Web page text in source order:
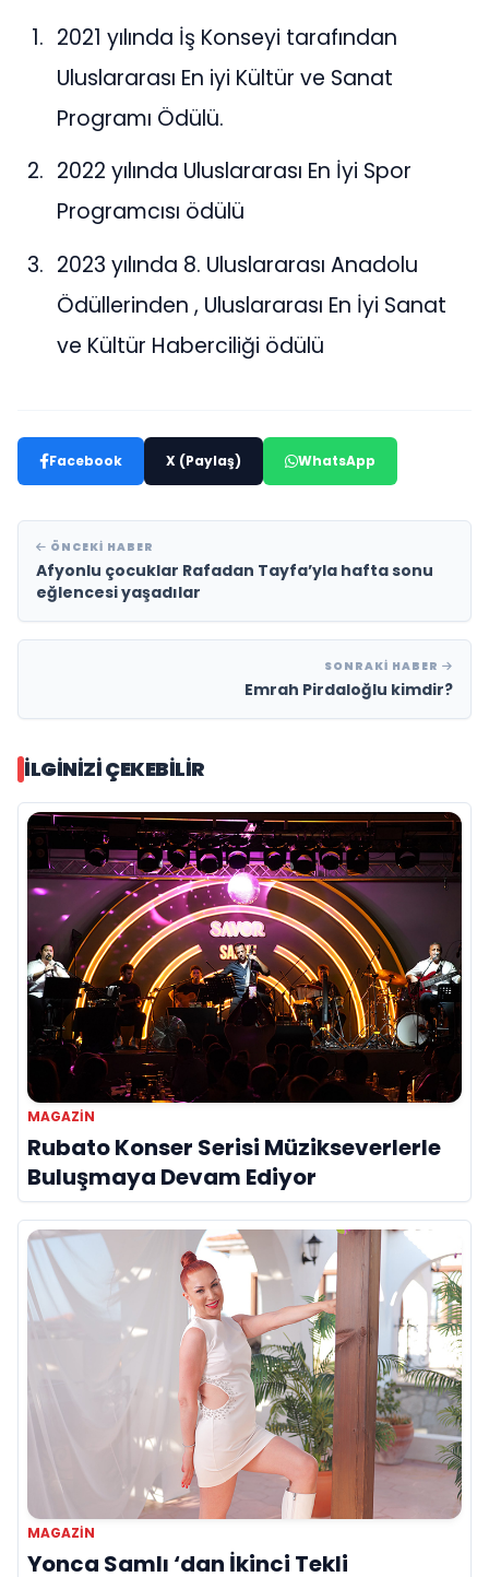
2021 yılında İş Konseyi tarafından
Uluslararası En iyi Kültür ve Sanat
Programı Ödülü.
2022 yılında Uluslararası En İyi Spor
Programcısı ödülü
2023 yılında 8. Uluslararası Anadolu
Ödüllerinden , Uluslararası En İyi Sanat
ve Kültür Haberciliği ödülü
Facebook X (Paylaş) WhatsApp
ÖNCEKI HABER
Afyonlu çocuklar Rafadan Tayfa’yla hafta sonu
eğlencesi yaşadılar
SONRAKI HABER
Emrah Pirdaloğlu kimdir?
İLGINIZI ÇEKEBILIR
MAGAZIN
Rubato Konser Serisi Müzikseverlerle
Buluşmaya Devam Ediyor
MAGAZIN
Yonca Samlı ‘dan İkinci Tekli